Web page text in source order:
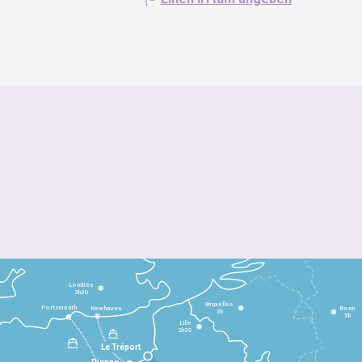
Le Tréport
Lille
2h30
Bruxelles
3h
Londres
3h30
Newhaven
Portsmouth Bonn
5h